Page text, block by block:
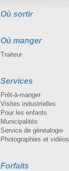
Où sortir
Où manger
Traiteur
Services
Prêt-à-manger
Visites industrielles
Pour les enfants
Municipalités
Service de généalogie
Photographies et vidéos
Forfaits